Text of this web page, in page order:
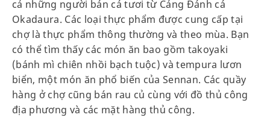
cả những người bán cá tươi từ Cảng Đánh cá
Okadaura. Các loại thực phẩm được cung cấp tại
chợ là thực phẩm thông thường và theo mùa. Bạn
có thể tìm thấy các món ăn bao gồm takoyaki
(bánh mì chiên nhồi bạch tuộc) và tempura lươn
biển, một món ăn phổ biến của Sennan. Các quầy
hàng ở chợ cũng bán rau củ cùng với đồ thủ công
địa phương và các mặt hàng thủ công.